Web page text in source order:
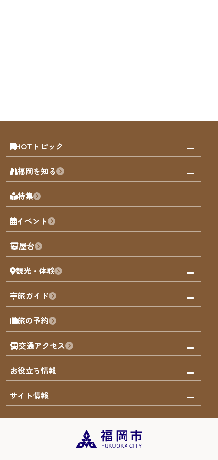
HOTトピック
みんなの旅行記
天神エリア
博多旧市街
福岡城
歴史・文化
福岡を知る
福岡の見どころ
福岡の魅力
観光カレンダー
観光PR動画
まち歩き
福岡グルメ
福岡を楽しむ
福岡のアート
福岡のナイトタイム
福岡の歴史・文化
サステナブルツーリズム
福岡検定
よかなび音声ガイド
特集
イベント
屋台
観光・体験
観る・遊ぶ
屋台
買う
体験
泊まる
旅ガイド
モデルコース
AIおまかせコース
オリジナルプラン
みんなの旅行記
旅の予約
交通アクセス
市内交通ガイド
お得なチケット
お役立ち情報
お知らせ
災害情報
サイト情報
まち歩き・体験プログラム掲載申込